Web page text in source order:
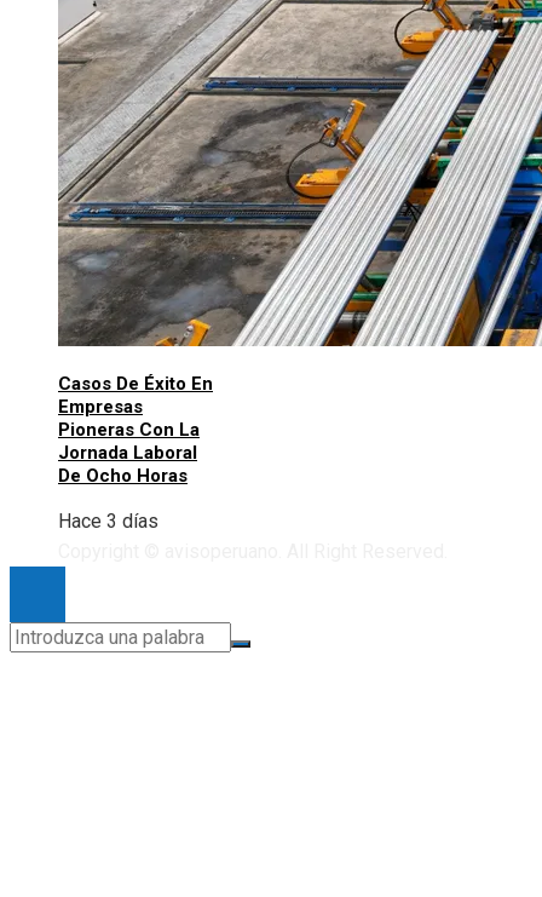
Casos De Éxito En
Empresas
Pioneras Con La
Jornada Laboral
De Ocho Horas
Hace 3 días